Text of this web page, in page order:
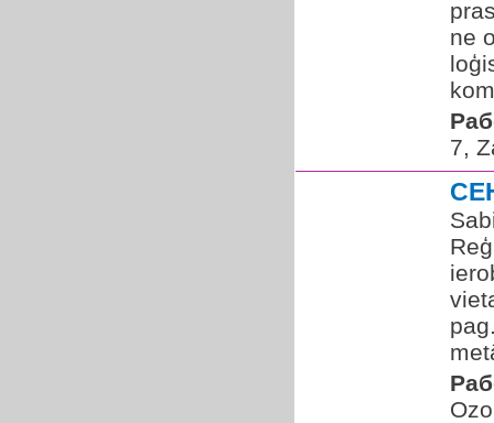
ne
7,